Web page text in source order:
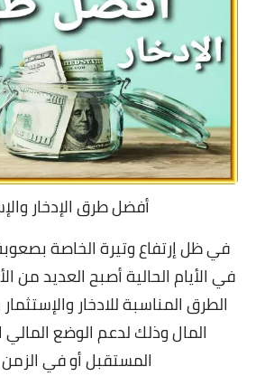
أفضل طرق الإدخار
في ظل إرتفاع وتيرة الخاصة
في الأيام الحالية أصبح العديد
الطرق المناسبة للادخار
المال وذلك لدعم الوضع
المستقبل أو في الزمن